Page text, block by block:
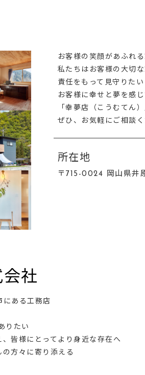
お客様の笑顔があふれ
私たちはお客様の大切
責任をもって見守りたい
お客様に幸せと夢を感
「幸夢店（こうむてん
ぜひ、お気軽にご相談く
所在地
〒715-0024 岡山県井
社
にある工務店
りたい
皆様にとってより身近な存在へ
方々に寄り添える